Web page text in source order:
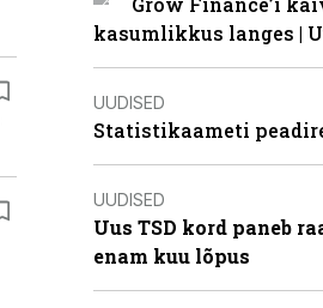
kasumlikkus langes |
UUDISED
Statistikaameti
UUDISED
Uus TSD kord paneb
enam kuu lõpus